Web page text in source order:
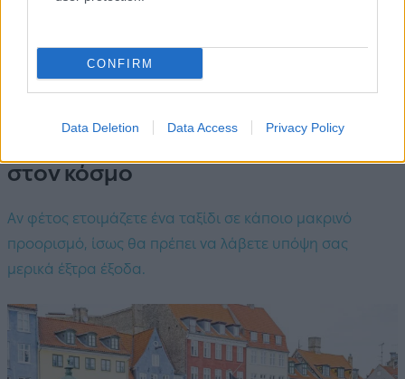
CONFIRM
Data Deletion Data Access Privacy Policy
στον κόσμο
Αν φέτος ετοιμάζετε ένα ταξίδι σε κάποιο μακρινό
προορισμό, ίσως θα πρέπει να λάβετε υπόψη σας
μερικά έξτρα έξοδα.